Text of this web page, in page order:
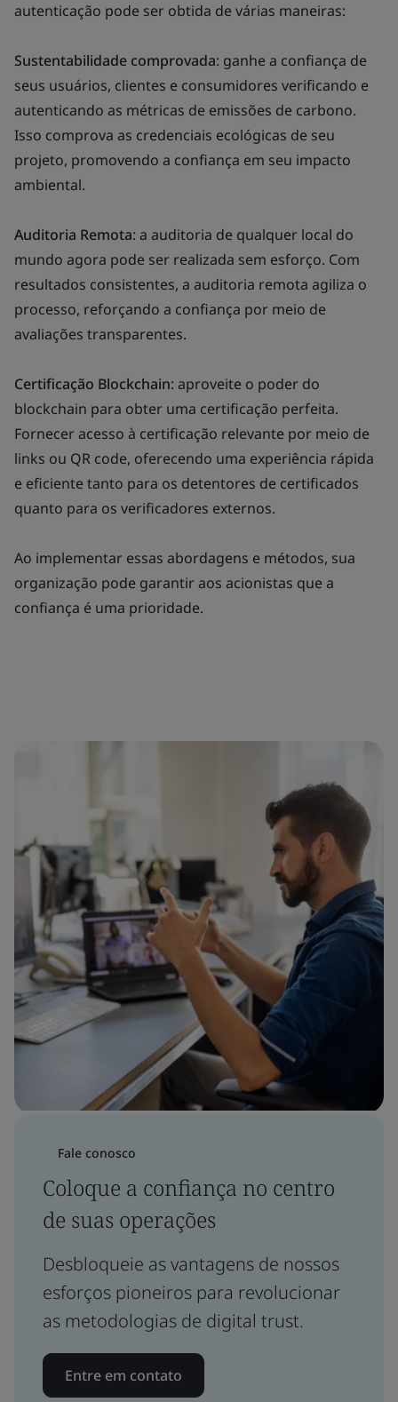
autenticação pode ser obtida de várias maneiras:
Sustentabilidade comprovada: ganhe a confiança de
seus usuários, clientes e consumidores verificando e
autenticando as métricas de emissões de carbono.
Isso comprova as credenciais ecológicas de seu
projeto, promovendo a confiança em seu impacto
ambiental.
Auditoria Remota: a auditoria de qualquer local do
mundo agora pode ser realizada sem esforço. Com
resultados consistentes, a auditoria remota agiliza o
processo, reforçando a confiança por meio de
avaliações transparentes.
Certificação Blockchain: aproveite o poder do
blockchain para obter uma certificação perfeita.
Fornecer acesso à certificação relevante por meio de
links ou QR code, oferecendo uma experiência rápida
e eficiente tanto para os detentores de certificados
quanto para os verificadores externos.
Ao implementar essas abordagens e métodos, sua
organização pode garantir aos acionistas que a
confiança é uma prioridade.
Fale conosco
Coloque a confiança no centro
de suas operações
Desbloqueie as vantagens de nossos
esforços pioneiros para revolucionar
as metodologias de digital trust.
Entre em contato